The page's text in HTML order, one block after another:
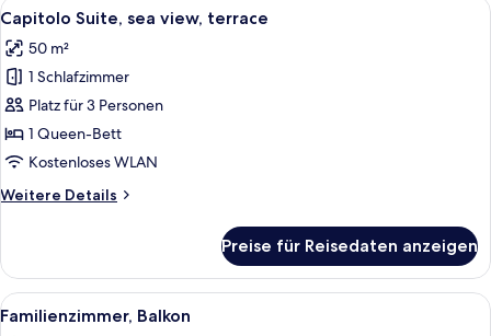
Alle
Fotos
für
Capitolo
Suite,
sea
view,
anzeigen
7
Capitolo Suite, sea view, terrace
50 m²
1 Schlafzimmer
Platz für 3 Personen
1 Queen-Bett
Kostenloses WLAN
Weitere Details
Weitere
Suite,
sea
view,
Preise für Reisedaten anzeigen
Alle
Fotos
Ein modernes Hotelzimmer mit
5
Familienzimmer, Balkon